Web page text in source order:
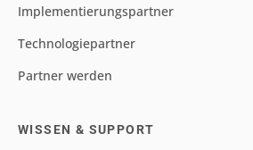
Implementierungspartner
Technologiepartner
Partner werden
WISSEN & SUPPORT